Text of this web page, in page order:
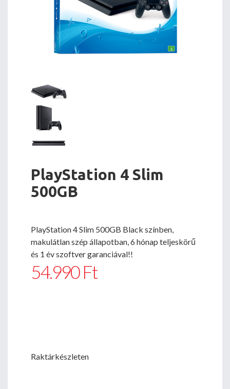
PlayStation 4 Slim
500GB
PlayStation 4 Slim 500GB Black színben,
makulátlan szép állapotban, 6 hónap teljeskörű
és 1 év szoftver garanciával!!
54.990 Ft
Raktárkészleten